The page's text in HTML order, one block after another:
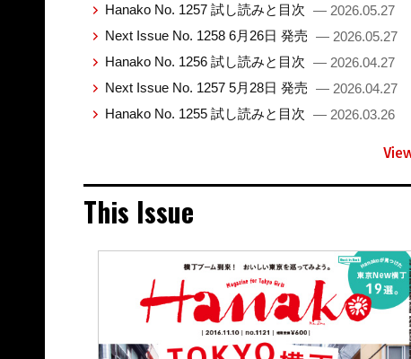
Hanako No. 1257 試し読みと目次 — 2026.05.27
Next Issue No. 1258 6月26日 発売 — 2026.05.27
Hanako No. 1256 試し読みと目次 — 2026.04.27
Next Issue No. 1257 5月28日 発売 — 2026.04.27
Hanako No. 1255 試し読みと目次 — 2026.03.26
This Issue